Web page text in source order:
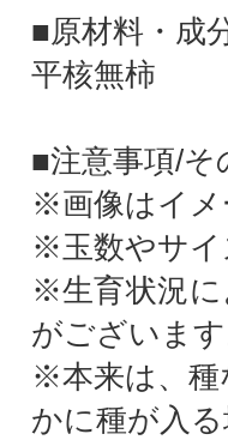
■原材料・成
平核無柿
■注意事項/そ
※画像はイメ
※玉数やサイ
※生育状況に
がございます
※本来は、種
かに種が入る